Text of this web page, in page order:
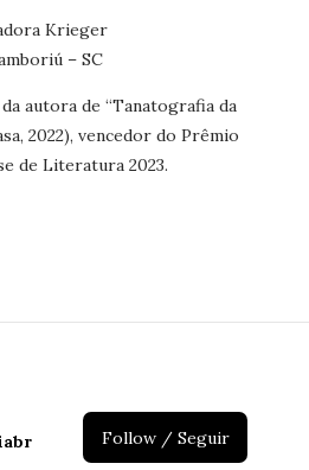
Krieger
– SC
autora de “Tanatografia da
2022), vencedor do Prêmio
de Literatura 2023.
Follow / Seguir